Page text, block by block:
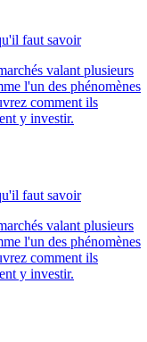
faut savoir
valant plusieurs
l'un des phénomènes
comment ils
y investir.
faut savoir
valant plusieurs
l'un des phénomènes
comment ils
y investir.